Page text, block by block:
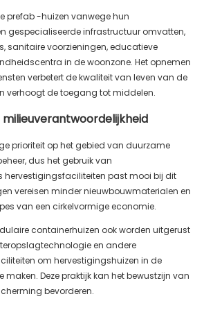
prefab -huizen vanwege hun
gespecialiseerde infrastructuur omvatten,
sanitaire voorzieningen, educatieve
in de woonzone. Het opnemen
verbetert de kwaliteit van leven van de
verhoogt de toegang tot middelen.
prioriteit op het gebied van duurzame
dus het gebruik van
hervestigingsfaciliteiten past mooi bij dit
vereisen minder nieuwbouwmaterialen en
van een cirkelvormige economie.
containerhuizen ook worden uitgerust
en andere
om hervestigingshuizen in de
Deze praktijk kan het bewustzijn van
bevorderen.